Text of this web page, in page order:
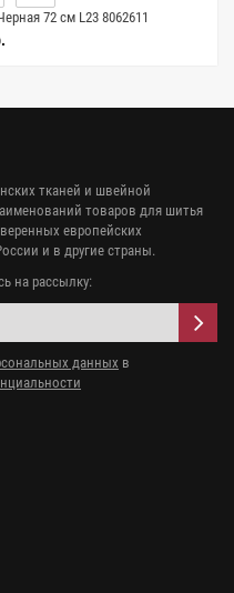
72 см L23 8062611
тканей и швейной
товаров для шитья
европейских
и в другие страны.
на рассылку:
данных в